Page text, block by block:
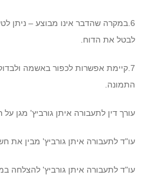
6.במקרה שהדבר אינו מבוצע – ניתן
לבטל את הדוח.
7.קיימת אפשרות לכפור באשמה
התמונה.
עורך דין לתעבורה איתן גורביץ' מגן על
עו"ד לתעבורה איתן גורביץ' מבין את
עו"ד לתעבורה איתן גורביץ' להצלחה